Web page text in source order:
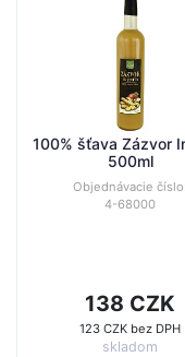
100% šťava Zázvor
500ml
Objednávacie číslo:
4-68000
138 CZK
123 CZK bez DPH
skladom